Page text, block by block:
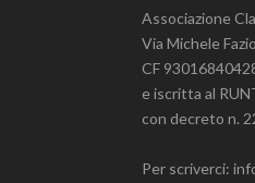
Associazione
Via Michele
CF
e iscritta al
con decreto n.
Per scriverci: